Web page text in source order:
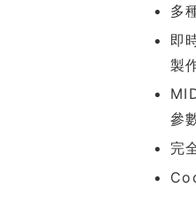
多
即
製
參
完